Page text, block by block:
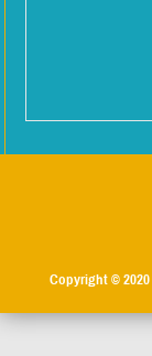
Copyright © 2020